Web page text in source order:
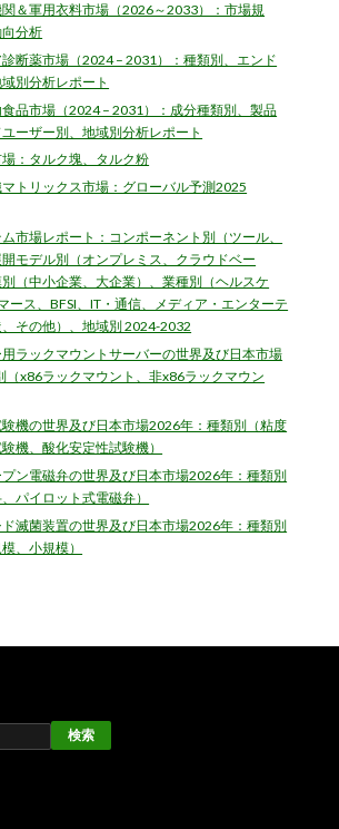
＆軍用衣料市場（2026～2033）：市場規
分析
断薬市場（2024 – 2031）：種類別、エンド
別分析レポート
品市場（2024 – 2031）：成分種類別、製品
ーザー別、地域別分析レポート
：タルク塊、タルク粉
トリックス市場：グローバル予測2025
市場レポート：コンポーネント別（ツール、
モデル別（オンプレミス、クラウドベー
（中小企業、大企業）、業種別（ヘルスケ
ース、BFSI、IT・通信、メディア・エンターテ
その他）、地域別 2024-2032
ラックマウントサーバーの世界及び日本市場
（x86ラックマウント、非x86ラックマウン
機の世界及び日本市場2026年：種類別（粘度
機、酸化安定性試験機）
ン電磁弁の世界及び日本市場2026年：種類別
パイロット式電磁弁）
滅菌装置の世界及び日本市場2026年：種類別
、小規模）
検索